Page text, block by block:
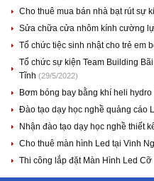
Cho thuê mua bán nhà bạt rút sự
Sửa chữa cửa nhôm kính cường
Tổ chức tiệc sinh nhật cho trẻ em
Tổ chức sự kiện Team Building
Tĩnh (29/5/2022)
Bơm bóng bay bằng khí heli hydro
Đào tạo dạy học nghề quảng cáo
Nhận đào tạo dạy học nghề thiết
Cho thuê màn hình Led tại Vinh
Thi công lắp đặt Màn Hình Led Cỡ